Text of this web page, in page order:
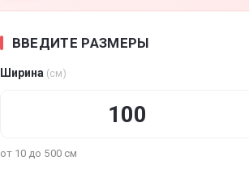
ВВЕДИТЕ РАЗМЕРЫ
Ширина (см)
от 10 до 500 см